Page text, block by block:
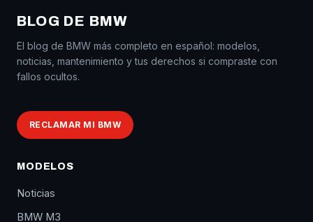
BLOG DE BMW
El blog de BMW más completo en español: modelos,
noticias, mantenimiento y tus derechos si compraste con
fallos ocultos.
RECLAMAR MI BMW
MODELOS
Noticias
BMW M3